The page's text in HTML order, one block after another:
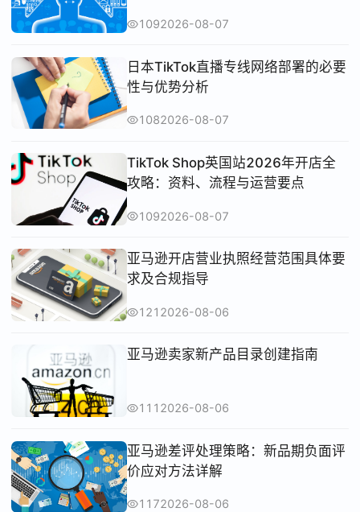
1092026-08-07
日本TikTok直播专线网络部署的必要
性与优势分析
1082026-08-07
TikTok Shop英国站2026年开店全
攻略：资料、流程与运营要点
1092026-08-07
亚马逊开店营业执照经营范围具体要
求及合规指导
121 2026-08-06
亚马逊卖家新产品目录创建指南
111 2026-08-06
亚马逊差评处理策略：新品期负面评
价应对方法详解
1172026-08-06